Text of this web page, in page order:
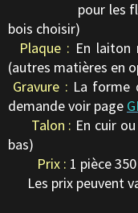
pour les
bois choisir)
Plaque : En
(autres matières en
Gravure : La forme
demande voir page
Talon : En cuir
bas)
Prix : 1 pièce
Les prix peuvent